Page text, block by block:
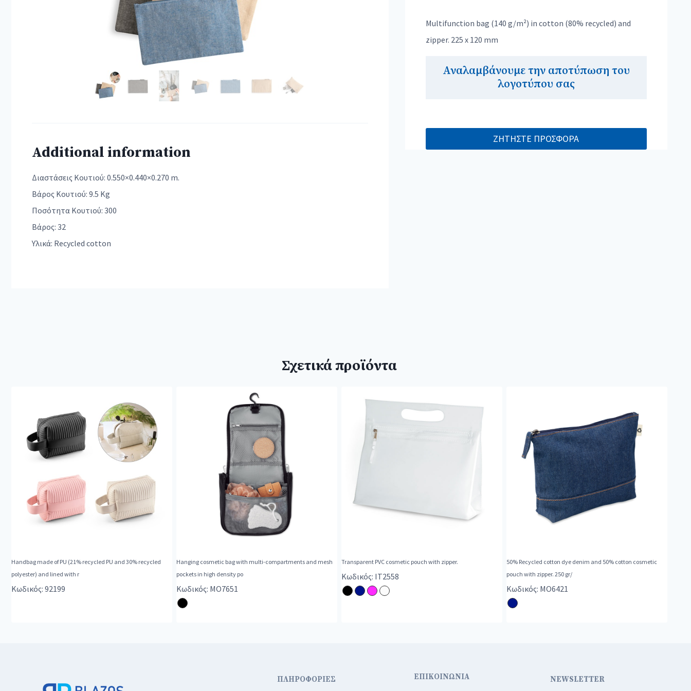
Additional information
Διαστάσεις Κουτιού: 0.550×0.440×0.270 m.
Βάρος Κουτιού: 9.5 Kg
Ποσότητα Κουτιού: 300
Βάρος: 32
Υλικά: Recycled cotton
Multifunction bag (140 g/m²) in cotton (80% recycled) and
zipper. 225 x 120 mm
Αναλαμβάνουμε την αποτύπωση του
λογοτύπου σας
ΖΗΤΗΣΤΕ ΠΡΟΣΦΟΡΑ
Σχετικά προϊόντα
Handbag made of PU (21% recycled PU and 30% recycled
polyester) and lined with r
Κωδικός: 92199
Hanging cosmetic bag with multi-compartments and mesh
pockets in high density po
Κωδικός: MO7651
Transparent PVC cosmetic pouch with zipper.
Κωδικός: IT2558
50% Recycled cotton dye denim and 50% cotton cosmetic
pouch with zipper. 250 gr/
Κωδικός: MO6421
ΠΛΗΡΟΦΟΡΙΕΣ ΕΠΙΚΟΙΝΩΝΙΑ NEWSLETTER